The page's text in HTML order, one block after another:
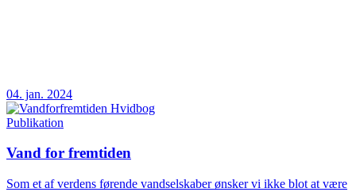
04. jan. 2024
Publikation
Vand for fremtiden
Som et af verdens førende vandselskaber ønsker vi ikke blot at være